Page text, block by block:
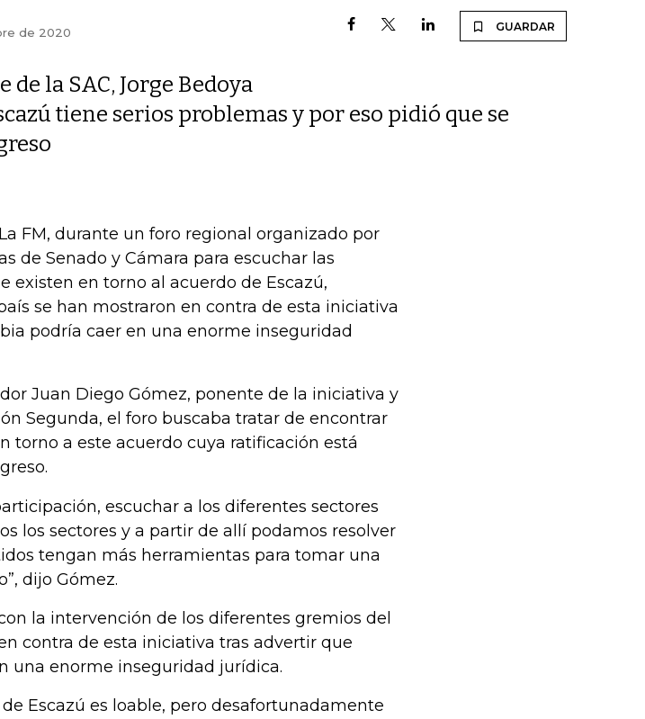
de 2020 GUARDAR
de la SAC, Jorge Bedoya
tiene serios problemas y por eso pidió que se
FM, durante un foro regional organizado por
de Senado y Cámara para escuchar las
existen en torno al acuerdo de Escazú,
se han mostraron en contra de esta iniciativa
podría caer en una enorme inseguridad
Juan Diego Gómez, ponente de la iniciativa y
Segunda, el foro buscaba tratar de encontrar
torno a este acuerdo cuya ratificación está
escuchar a los diferentes sectores
los sectores y a partir de allí podamos resolver
tengan más herramientas para tomar una
dijo Gómez.
la intervención de los diferentes gremios del
contra de esta iniciativa tras advertir que
una enorme inseguridad jurídica.
Escazú es loable, pero desafortunadamente